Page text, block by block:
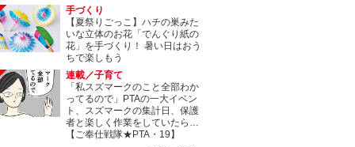
手づくり
【夏祭りごっこ】ハチの巣みた
いな立体のお花「でんぐり紙の
花」を手づくり！ 暑い日はおう
ちで楽しもう
連載／子育て
「私スズマークのこと全部わか
ってるので」PTAの一大イベン
ト、スズマークの集計日、保護
者と楽しく作業をしていたら…
【ご奉仕戦隊★PTA・19】